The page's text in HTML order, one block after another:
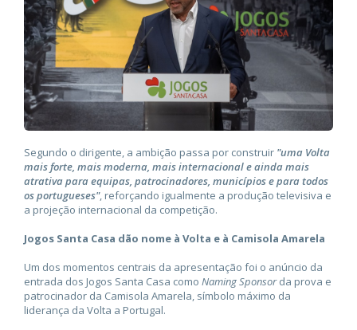
Segundo o dirigente, a ambição passa por construir "uma Volta
mais forte, mais moderna, mais internacional e ainda mais
atrativa para equipas, patrocinadores, municípios e para todos
os portugueses", reforçando igualmente a produção televisiva e
a projeção internacional da competição.
Jogos Santa Casa dão nome à Volta e à Camisola Amarela
Um dos momentos centrais da apresentação foi o anúncio da
entrada dos Jogos Santa Casa como Naming Sponsorda prova e
patrocinador da Camisola Amarela, símbolo máximo da
liderança da Volta a Portugal.